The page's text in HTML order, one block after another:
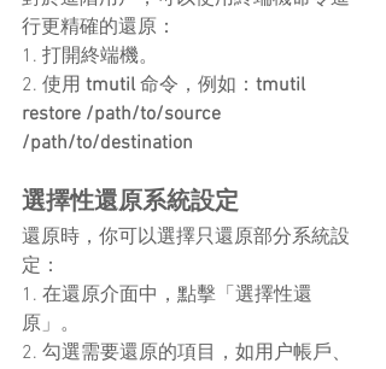
行更精確的還原：
1. 打開終端機。
2. 使用 tmutil 命令，例如： tmutil
restore /path/to/source
/path/to/destination
選擇性還原系統設定
還原時，你可以選擇只還原部分系統設
定：
1. 在還原介面中，點擊「選擇性還
原」。
2. 勾選需要還原的項目，如用户帳戶、